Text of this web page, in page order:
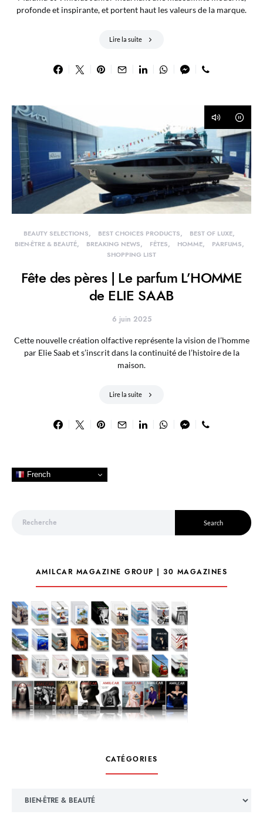
profonde et inspirante, et portent haut les valeurs de la marque.
Lire la suite
BEAUTY SELECTIONS BEST CHOICES PRODUCTS
BEST OF LUXE
BIEN-ÊTRE & BEAUTÉ
BREAKING NEWS FÊTES HOMME
PARFUMS
SHOPPING LIST
Fête des pères | Le parfum L’HOMME
de ELIE SAAB
6 juin 2025
Cette nouvelle création olfactive représente la vision de l’homme
par Elie Saab et s’inscrit dans la continuité de l’histoire de la
maison.
Lire la suite
French
Search
AMILCAR MAGAZINE GROUP | 30 MAGAZINES
CATÉGORIES
Catégories